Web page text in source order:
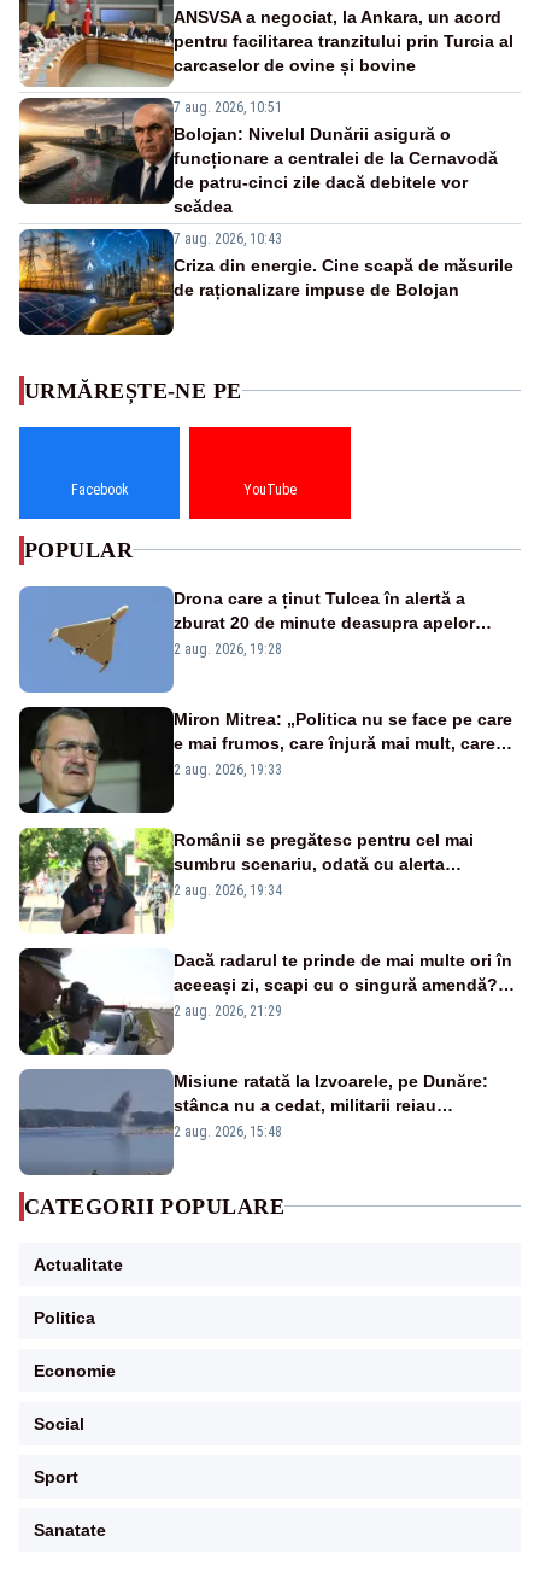
ANSVSA a negociat, la Ankara, un acord
pentru facilitarea tranzitului prin Turcia al
carcaselor de ovine și bovine
7 aug. 2026, 10:51
Bolojan: Nivelul Dunării asigură o
funcționare a centralei de la Cernavodă
de patru-cinci zile dacă debitele vor
scădea
7 aug. 2026, 10:43
Criza din energie. Cine scapă de măsurile
de raționalizare impuse de Bolojan
URMĂREȘTE-NE PE
Facebook YouTube
POPULAR
Drona care a ținut Tulcea în alertă a
zburat 20 de minute deasupra apelor
României. Au fost ridicate două F-16
2 aug. 2026, 19:28
Miron Mitrea: „Politica nu se face pe care
e mai frumos, care înjură mai mult, care
țipă mai tare, ci pe proiecte”
2 aug. 2026, 19:33
Românii se pregătesc pentru cel mai
sumbru scenariu, odată cu alerta
energetică
2 aug. 2026, 19:34
Dacă radarul te prinde de mai multe ori în
aceeași zi, scapi cu o singură amendă?
Ce spune legea
2 aug. 2026, 21:29
Misiune ratată la Izvoarele, pe Dunăre:
stânca nu a cedat, militarii reiau
detonările luni – VIDEO
2 aug. 2026, 15:48
CATEGORII POPULARE
Actualitate
Politica
Economie
Social
Sport
Sanatate